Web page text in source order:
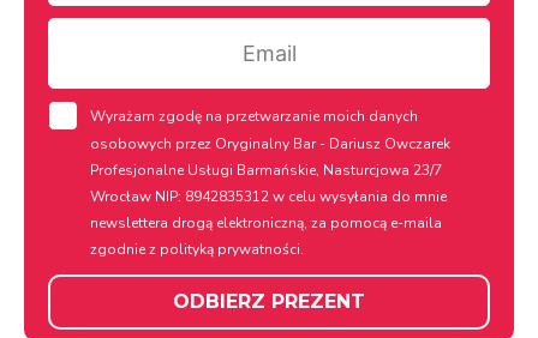
Email
Wyrażam zgodę na przetwarzanie moich danych
osobowych przez Oryginalny Bar - Dariusz Owczarek
Profesjonalne Usługi Barmańskie, Nasturcjowa 23/7
Wrocław NIP: 8942835312 w celu wysyłania do mnie
newslettera drogą elektroniczną, za pomocą e-maila
zgodnie z polityką prywatności.
ODBIERZ PREZENT